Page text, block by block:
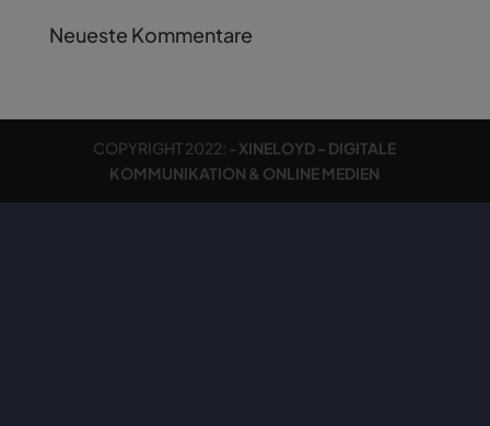
Neueste Kommentare
COPYRIGHT 2022: - XINELOYD - DIGITALE
KOMMUNIKATION & ONLINE MEDIEN